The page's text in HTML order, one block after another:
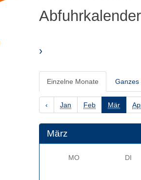
›
Einzelne Monate Ganzes
‹ Jan Feb Mär
März
MO DI